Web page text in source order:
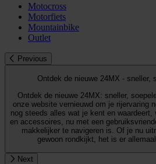
Motocross
Motorfiets
Mountainbike
Outlet
Previous
Ontdek de nieuwe 24MX - sneller,
Ontdek de nieuwe 24MX: sneller, soepeler,
onze website vernieuwd om je rijervaring
nog steeds alles wat je kent en
en accessoires, nu met een
makkelijker te navigeren is. Of je nu
gewoon rondkijkt, het is er
Next